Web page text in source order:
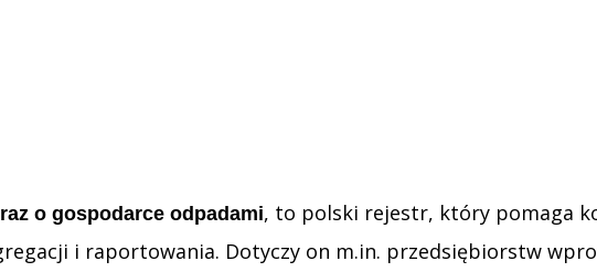
o gospodarce odpadami, to polski rejestr, który pomaga
i raportowania. Dotyczy on m.in. przedsiębiorstw